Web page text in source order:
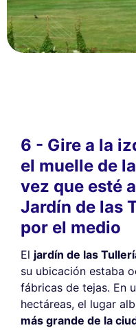
6 - Gire a la
el muelle de
vez que esté
Jardín de las
por el medio
El jardín de las
su ubicación estaba
fábricas de tejas. En
hectáreas, el lugar
más grande de la